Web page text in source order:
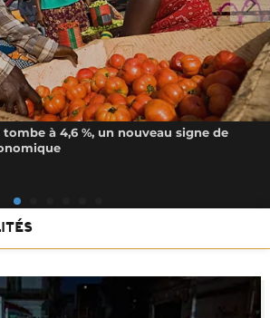
tombe à 4,6 %, un nouveau signe de